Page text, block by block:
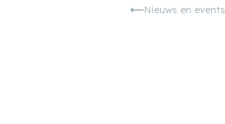
Nieuws en events